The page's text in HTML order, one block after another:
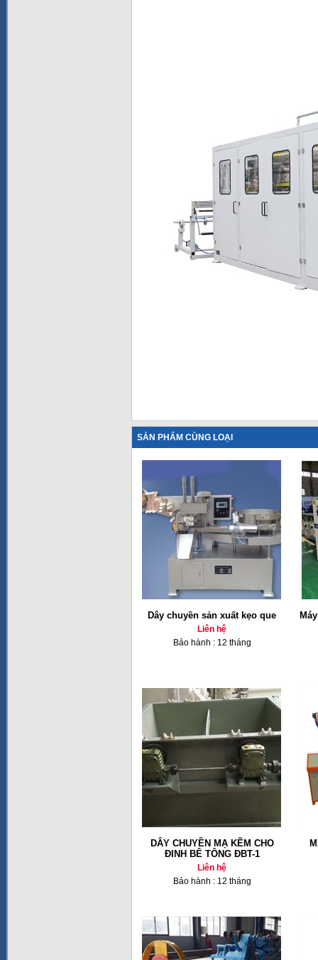
SẢN PHẨM CÙNG LOẠI
Dây chuyền sản xuất kẹo que
Liên hệ
Bảo hành : 12 tháng
DÂY CHUYỀN MẠ KẼM CHO
ĐINH BÊ TÔNG ĐBT-1
Liên hệ
Bảo hành : 12 tháng